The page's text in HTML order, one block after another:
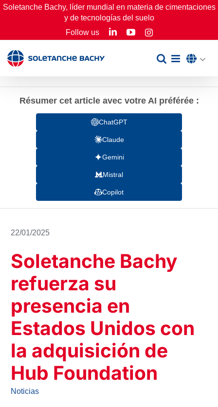
Skip
Soletanche Bachy, líder mundial en materia de cimentaciones
y de tecnologías del suelo
Follow us
LinkedInYouTubeInstagram
Résumer cet article avec votre AI préférée :
ChatGPT
Claude
Gemini
Mistral
Copilot
22/01/2025
Soletanche Bachy
refuerza su
presencia en
Estados Unidos con
la adquisición de
Hub Foundation
Noticias